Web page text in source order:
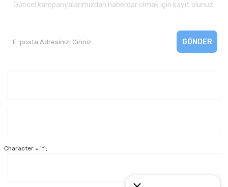
Güncel kampanyalarımızdan haberdar olmak için kayıt olunuz.
GÖNDER
Character = '*';